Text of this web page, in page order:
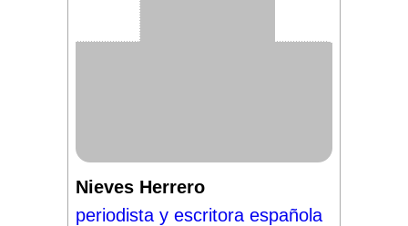
Nieves Herrero
periodista y escritora española